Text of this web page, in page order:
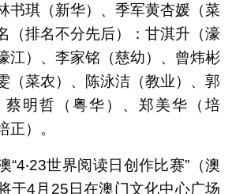
书琪（新华）、季军黄杏媛（菜
（排名不分先后）：甘淇升（濠
江）、李家铭（慈幼）、曾炜彬
（菜农）、陈泳洁（教业）、郭
蔡明哲（粤华）、郑美华（培
正）。
“4‧23世界阅读日创作比赛”（澳
于4月25日在澳门文化中心广场